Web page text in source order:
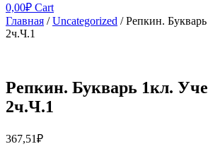
0,00₽ Cart
Главная /Uncategorized / Репкин.
2ч.Ч.1
Репкин. Букварь 1кл.
2ч.Ч.1
367,51₽